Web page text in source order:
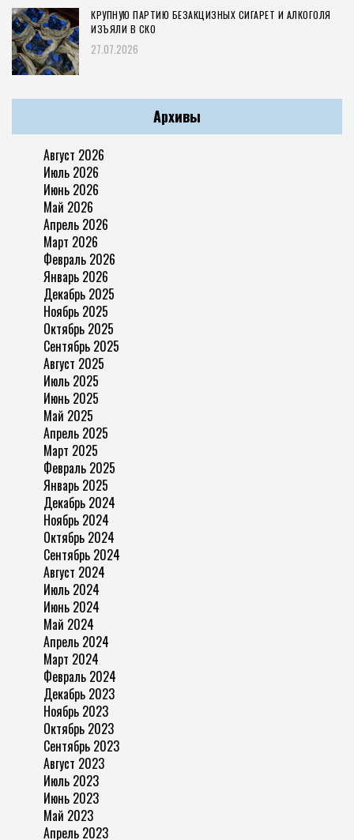
КРУПНУЮ ПАРТИЮ БЕЗАКЦИЗНЫХ СИГАРЕТ И АЛКОГОЛЯ
ИЗЪЯЛИ В СКО
27.07.2026
Архивы
Август 2026
Июль 2026
Июнь 2026
Май 2026
Апрель 2026
Март 2026
Февраль 2026
Январь 2026
Декабрь 2025
Ноябрь 2025
Октябрь 2025
Сентябрь 2025
Август 2025
Июль 2025
Июнь 2025
Май 2025
Апрель 2025
Март 2025
Февраль 2025
Январь 2025
Декабрь 2024
Ноябрь 2024
Октябрь 2024
Сентябрь 2024
Август 2024
Июль 2024
Июнь 2024
Май 2024
Апрель 2024
Март 2024
Февраль 2024
Декабрь 2023
Ноябрь 2023
Октябрь 2023
Сентябрь 2023
Август 2023
Июль 2023
Июнь 2023
Май 2023
Апрель 2023